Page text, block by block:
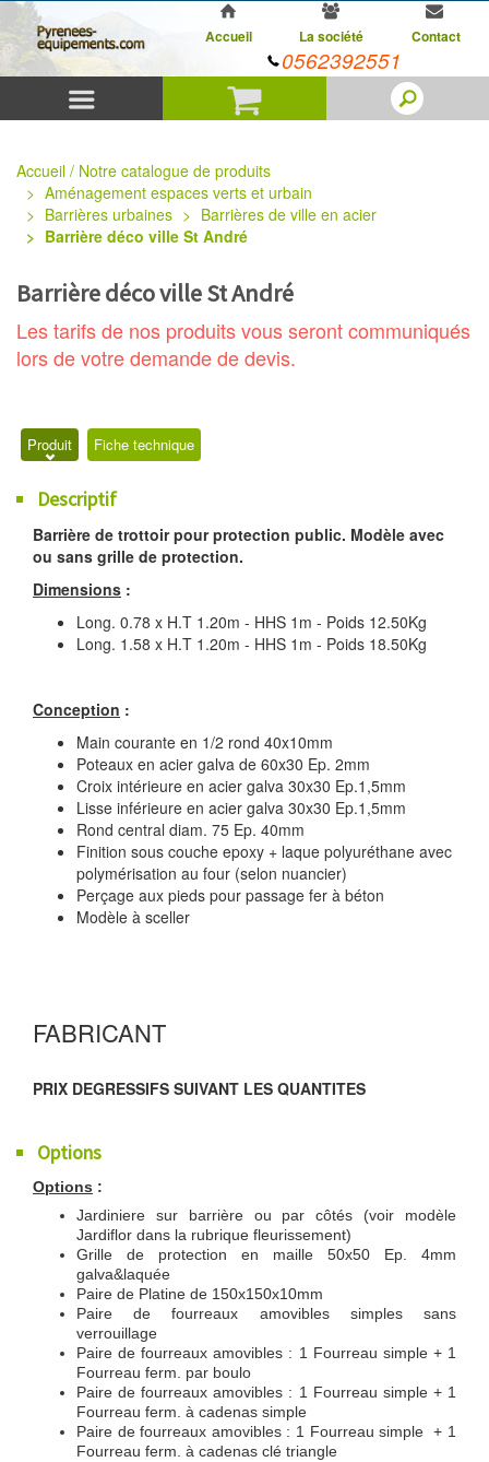
Panier
Accueil La société Contact
0562392551
Accueil / Notre catalogue de produits
Aménagement espaces verts et urbain
Barrières urbaines
Barrières de ville en acier
Barrière déco ville St André
Barrière déco ville St André
Les tarifs de nos produits vous seront communiqués
lors de votre demande de devis.
Produit Fiche technique
Descriptif
Barrière de trottoir pour protection public. Modèle avec
ou sans grille de protection.
Dimensions :
Long. 0.78 x H.T 1.20m - HHS 1m - Poids 12.50Kg
Long. 1.58 x H.T 1.20m - HHS 1m - Poids 18.50Kg
Conception :
Main courante en 1/2 rond 40x10mm
Poteaux en acier galva de 60x30 Ep. 2mm
Croix intérieure en acier galva 30x30 Ep.1,5mm
Lisse inférieure en acier galva 30x30 Ep.1,5mm
Rond central diam. 75 Ep. 40mm
Finition sous couche epoxy + laque polyuréthane avec
polymérisation au four (selon nuancier)
Perçage aux pieds pour passage fer à béton
Modèle à sceller
FABRICANT
PRIX DEGRESSIFS SUIVANT LES QUANTITES
Options
Options :
Jardiniere sur barrière ou par côtés (voir modèle
Jardiflor dans la rubrique fleurissement)
Grille de protection en maille 50x50 Ep. 4mm
galva&laquée
Paire de Platine de 150x150x10mm
Paire de fourreaux amovibles simples sans
verrouillage
Paire de fourreaux amovibles : 1 Fourreau simple + 1
Fourreau ferm. par boulo
Paire de fourreaux amovibles : 1 Fourreau simple + 1
Fourreau ferm. à cadenas simple
Paire de fourreaux amovibles : 1 Fourreau simple + 1
Fourreau ferm. à cadenas clé triangle